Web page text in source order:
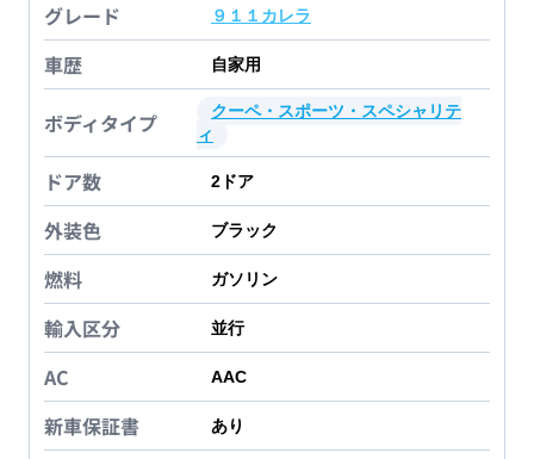
グレード ９１１カレラ
車歴 自家用
ボディタイプ
クーペ・スポーツ・スペシャリテ
ィ
ドア数 2 ドア
外装色 ブラック
燃料 ガソリン
輸入区分 並行
AC AAC
新車保証書 あり